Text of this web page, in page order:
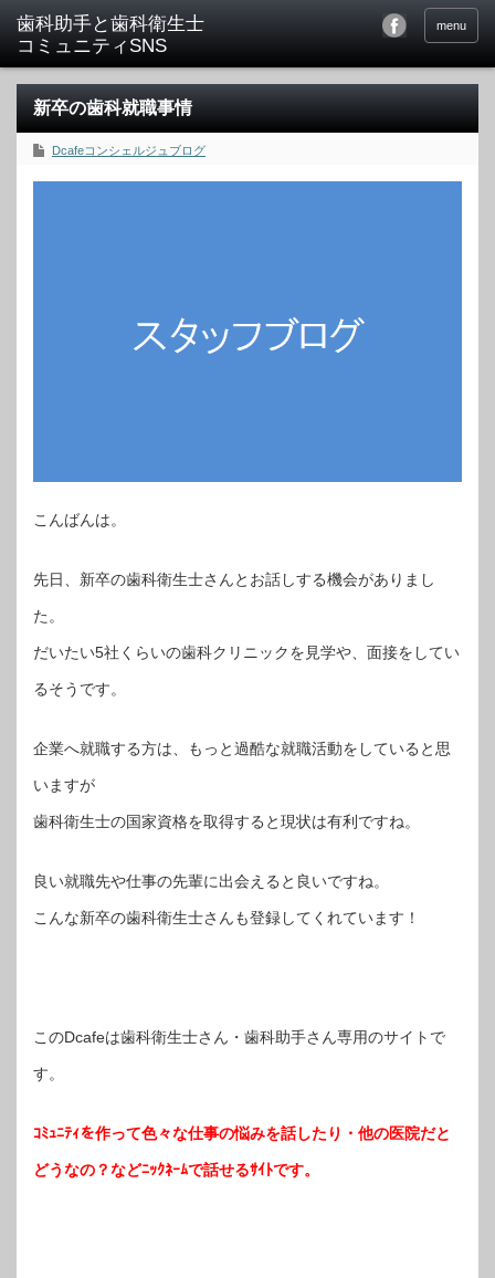
menu
新卒の歯科就職事情
Dcafeコンシェルジュブログ
こんばんは。
先日、新卒の歯科衛生士さんとお話しする機会がありまし
た。
だいたい5社くらいの歯科クリニックを見学や、面接をしてい
るそうです。
企業へ就職する方は、もっと過酷な就職活動をしていると思
いますが
歯科衛生士の国家資格を取得すると現状は有利ですね。
良い就職先や仕事の先輩に出会えると良いですね。
こんな新卒の歯科衛生士さんも登録してくれています！
このDcafeは歯科衛生士さん・歯科助手さん専用のサイトで
す。
ｺﾐｭﾆﾃｨを作って色々な仕事の悩みを話したり・他の医院だと
どうなの？などﾆｯｸﾈｰﾑで話せるｻｲﾄです。